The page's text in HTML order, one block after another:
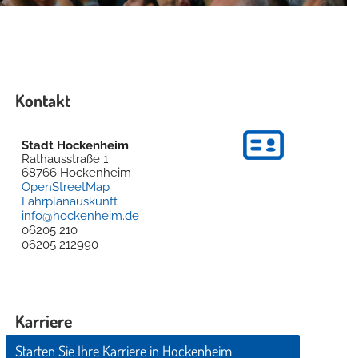
Kontakt
Stadt Hockenheim
Rathausstraße 1
68766 Hockenheim
OpenStreetMap
Fahrplanauskunft
info@hockenheim.de
06205 210
06205 212990
Karriere
Starten Sie Ihre Karriere in Hockenheim